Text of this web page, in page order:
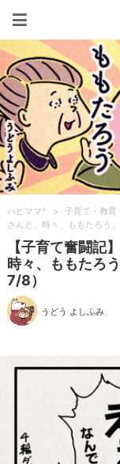
ハピママ* > 子育て・教育
さんと、時々、ももたろう
【子育て奮闘記
時々、ももたろ
7/8）
うどう よしふみ